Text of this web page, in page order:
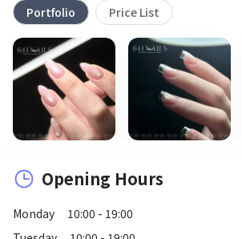
Portfolio Price List
Opening Hours
Monday
10:00 - 19:00